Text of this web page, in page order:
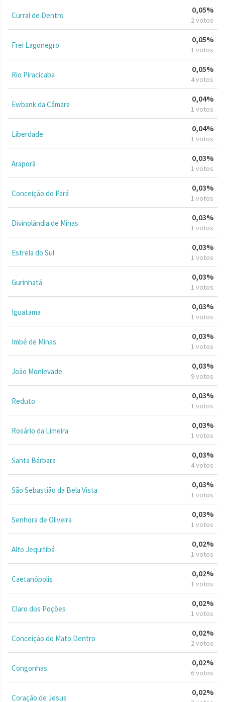
Curral de Dentro
0,05%
2 votos
Frei Lagonegro
0,05%
1 votos
Rio Piracicaba
0,05%
4 votos
Ewbank da Câmara
0,04%
1 votos
Liberdade
0,04%
1 votos
Araporã
0,03%
1 votos
Conceição do Pará
0,03%
1 votos
Divinolândia de Minas
0,03%
1 votos
Estrela do Sul
0,03%
1 votos
Gurinhatã
0,03%
1 votos
Iguatama
0,03%
1 votos
Imbé de Minas
0,03%
1 votos
João Monlevade
0,03%
9 votos
Reduto
0,03%
1 votos
Rosário da Limeira
0,03%
1 votos
Santa Bárbara
0,03%
4 votos
São Sebastião da Bela Vista
0,03%
1 votos
Senhora de Oliveira
0,03%
1 votos
Alto Jequitibá
0,02%
1 votos
Caetanópolis
0,02%
1 votos
Claro dos Poções
0,02%
1 votos
Conceição do Mato Dentro
0,02%
2 votos
Congonhas
0,02%
6 votos
Coração de Jesus
0,02%